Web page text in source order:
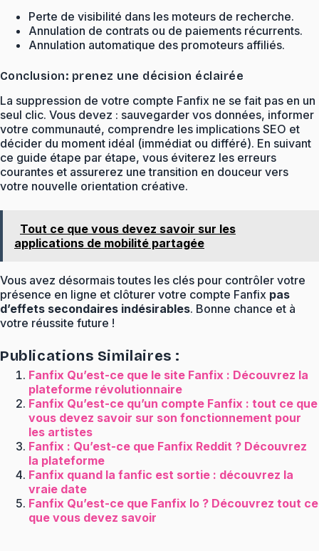
Perte de visibilité dans les moteurs de recherche.
Annulation de contrats ou de paiements récurrents.
Annulation automatique des promoteurs affiliés.
Conclusion: prenez une décision éclairée
La suppression de votre compte Fanfix ne se fait pas en un
seul clic. Vous devez : sauvegarder vos données, informer
votre communauté, comprendre les implications SEO et
décider du moment idéal (immédiat ou différé). En suivant
ce guide étape par étape, vous éviterez les erreurs
courantes et assurerez une transition en douceur vers
votre nouvelle orientation créative.
Tout ce que vous devez savoir sur les
applications de mobilité partagée
Vous avez désormais toutes les clés pour contrôler votre
présence en ligne et clôturer votre compte Fanfix pas
d’effets secondaires indésirables. Bonne chance et à
votre réussite future !
Publications Similaires :
Fanfix Qu’est-ce que le site Fanfix : Découvrez la
plateforme révolutionnaire
Fanfix Qu’est-ce qu’un compte Fanfix : tout ce que
vous devez savoir sur son fonctionnement pour
les artistes
Fanfix : Qu’est-ce que Fanfix Reddit ? Découvrez
la plateforme
Fanfix quand la fanfic est sortie : découvrez la
vraie date
Fanfix Qu’est-ce que Fanfix Io ? Découvrez tout ce
que vous devez savoir